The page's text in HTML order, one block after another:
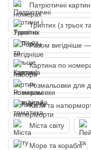
Патріотичні
Триптих (з трьох
Разом вигідніше
Картина по
Розмальовки для
Квіти та
Міста світу
Море та кораблі